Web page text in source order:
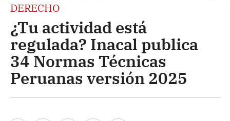
DERECHO
¿Tu actividad está
regulada? Inacal publica
34 Normas Técnicas
Peruanas versión 2025